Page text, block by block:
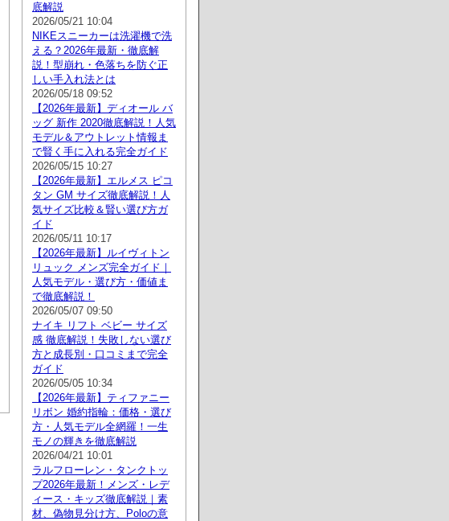
底解説
2026/05/21 10:04
NIKEスニーカーは洗濯機で洗
える？2026年最新・徹底解
説！型崩れ・色落ちを防ぐ正
しい手入れ法とは
2026/05/18 09:52
【2026年最新】ディオール バ
ッグ 新作 2020徹底解説！人気
モデル＆アウトレット情報ま
で賢く手に入れる完全ガイド
2026/05/15 10:27
【2026年最新】エルメス ピコ
タン GM サイズ徹底解説！人
気サイズ比較＆賢い選び方ガ
イド
2026/05/11 10:17
【2026年最新】ルイヴィトン
リュック メンズ完全ガイド｜
人気モデル・選び方・価値ま
で徹底解説！
2026/05/07 09:50
ナイキ リフト ベビー サイズ
感 徹底解説！失敗しない選び
方と成長別・口コミまで完全
ガイド
2026/05/05 10:34
【2026年最新】ティファニー
リボン 婚約指輪：価格・選び
方・人気モデル全網羅！一生
モノの輝きを徹底解説
2026/04/21 10:01
ラルフローレン・タンクトッ
プ2026年最新！メンズ・レデ
ィース・キッズ徹底解説｜素
材、偽物見分け方、Poloの意